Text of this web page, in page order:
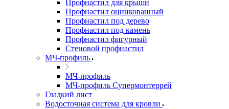
Профнастил для крыши
Профнастил оцинкованный
Профнастил под дерево
Профнастил под камень
Профнастил фигурный
Стеновой профнастил
МЧ-профиль
МЧ-профиль
МЧ-профиль Супермонтеррей
Гладкий лист
Водосточная система для кровли